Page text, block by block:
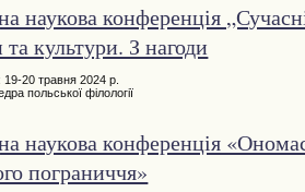
наукова конференція
та культури. З нагоди
20 травня 2024 р.
польської філології
наукова конференція
пограниччя»